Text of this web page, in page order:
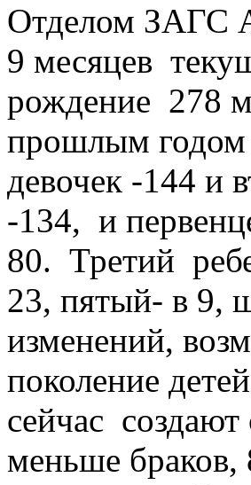
Отделом ЗАГС
9 месяцев
рождение 278
прошлым годом
девочек -144 и
-134, и
80. Третий
23, пятый- в 9,
изменений,
поколение
сейчас
меньше